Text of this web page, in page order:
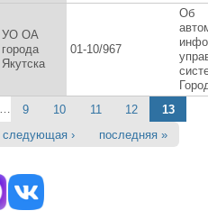
УО ОА
города
Якутска
01-10/967
Об
9 10 11 12
13
следующая › последняя »